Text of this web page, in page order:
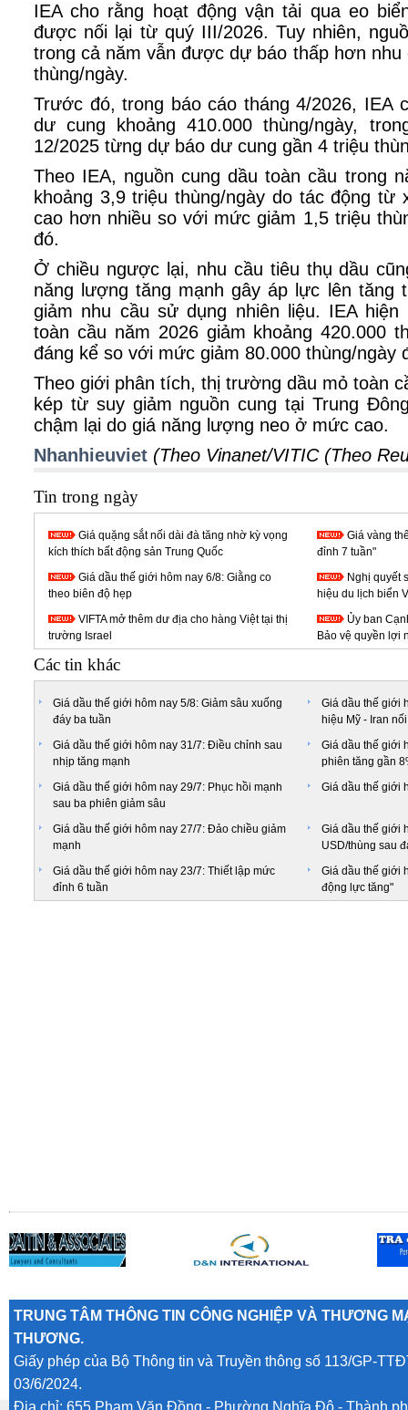
IEA cho rằng hoạt động vận tải qua eo
được nối lại từ quý III/2026. Tuy nhiên,
trong cả năm vẫn được dự báo thấp hơn nhu
thùng/ngày.
Trước đó, trong báo cáo tháng 4/2026, IEA
dư cung khoảng 410.000 thùng/ngày,
12/2025 từng dự báo dư cung gần 4 triệu
Theo IEA, nguồn cung dầu toàn cầu trong
khoảng 3,9 triệu thùng/ngày do tác động từ
cao hơn nhiều so với mức giảm 1,5 triệu
đó.
Ở chiều ngược lại, nhu cầu tiêu thụ dầu
năng lượng tăng mạnh gây áp lực lên tăng
giảm nhu cầu sử dụng nhiên liệu. IEA
toàn cầu năm 2026 giảm khoảng 420.000
đáng kể so với mức giảm 80.000 thùng/ngày
Theo giới phân tích, thị trường dầu mỏ toàn
kép từ suy giảm nguồn cung tại Trung
chậm lại do giá năng lượng neo ở mức cao.
Nhanhieuviet (Theo Vinanet/VITIC (Theo
Tin trong ngày
Giá quặng sắt nối dài đà tăng nhờ kỳ vọng
kích thích bất động sản Trung Quốc
Giá vàng
đỉnh 7 tuần"
Giá dầu thế giới hôm nay 6/8: Giằng co
theo biên độ hẹp
Nghị quyết
hiệu du lịch biển
VIFTA mở thêm dư địa cho hàng Việt tại thị
trường Israel
Ủy ban
Bảo vệ quyền lợi
Các tin khác
Giá dầu thế giới hôm nay 5/8: Giảm sâu xuống
đáy ba tuần
Giá dầu thế giới
hiệu Mỹ - Iran
Giá dầu thế giới hôm nay 31/7: Điều chỉnh sau
nhịp tăng mạnh
Giá dầu thế giới
phiên tăng gần
Giá dầu thế giới hôm nay 29/7: Phục hồi mạnh
sau ba phiên giảm sâu
Giá dầu thế giới
Giá dầu thế giới hôm nay 27/7: Đảo chiều giảm
mạnh
Giá dầu thế giới
USD/thùng sau
Giá dầu thế giới hôm nay 23/7: Thiết lập mức
đỉnh 6 tuần
Giá dầu thế giới
động lực tăng"
TRUNG TÂM THÔNG TIN CÔNG NGHIỆP VÀ THƯƠNG
THƯƠNG.
Giấy phép của Bộ Thông tin và Truyền thông số 113/GP-
03/6/2024.
Địa chỉ: 655 Phạm Văn Đồng - Phường Nghĩa Đô - Thành